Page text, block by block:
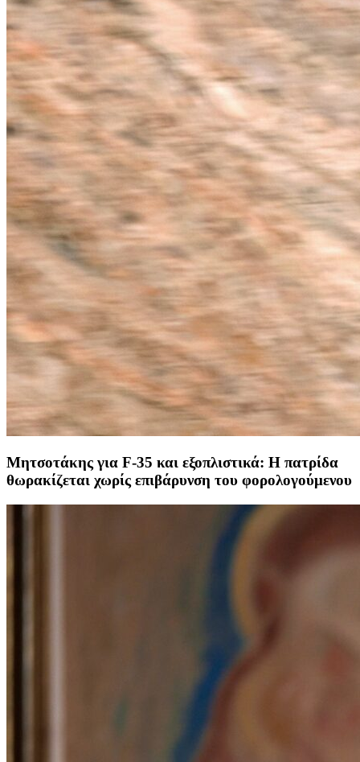
Μητσοτάκης για F-35 και εξοπλιστικά: Η πατρίδα
θωρακίζεται χωρίς επιβάρυνση του φορολογούμενου